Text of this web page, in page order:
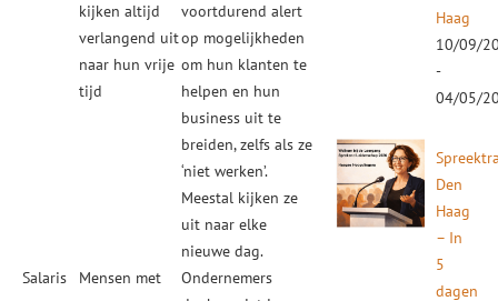
kijken altijd
verlangend uit
naar hun vrije
tijd
voortdurend alert
op mogelijkheden
om hun klanten te
helpen en hun
business uit te
breiden, zelfs als ze
‘niet werken’.
Meestal kijken ze
uit naar elke
nieuwe dag.
Salaris
Mensen met
Ondernemers
Haag
10/09/
-
04/05/
Den
Haag
– In
5
dagen